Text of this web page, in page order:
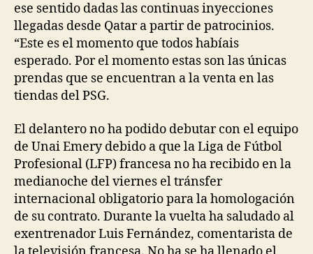
ese sentido dadas las continuas inyecciones
llegadas desde Qatar a partir de patrocinios.
“Este es el momento que todos habíais
esperado. Por el momento estas son las únicas
prendas que se encuentran a la venta en las
tiendas del PSG.
El delantero no ha podido debutar con el equipo
de Unai Emery debido a que la Liga de Fútbol
Profesional (LFP) francesa no ha recibido en la
medianoche del viernes el tránsfer
internacional obligatorio para la homologación
de su contrato. Durante la vuelta ha saludado al
exentrenador Luis Fernández, comentarista de